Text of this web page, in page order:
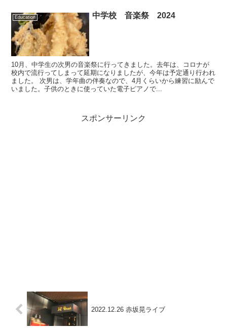
Education 中学校 音楽祭 2024
10月、中学生の次男の音楽祭に行ってきました。去年は、コロナが
校内で流行ってしまって延期になりましたが、今年は予定通り行われ
ました。 次男は、学年曲の伴奏なので、4月くらいから練習に励んで
いました。子供のときに使っていた電子ピアノで...
スポンサーリンク
2022.12.26 赤坂晃ライブ